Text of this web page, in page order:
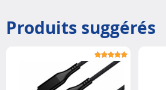
Produits suggérés